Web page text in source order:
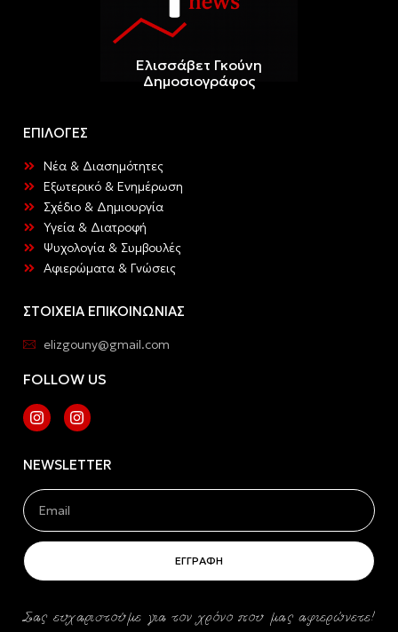
Ελισσάβετ Γκούνη
Δημοσιογράφος
ΕΠΙΛΟΓΕΣ
Νέα & Διασημότητες
Εξωτερικό & Ενημέρωση
Σχέδιο & Δημιουργία
Υγεία & Διατροφή
Ψυχολογία & Συμβουλές
Αφιερώματα & Γνώσεις
ΣΤΟΙΧΕΙΑ ΕΠΙΚΟΙΝΩΝΙΑΣ
elizgouny@gmail.com
FOLLOW US
NEWSLETTER
ΕΓΓΡΑΦΗ
Σας ευχαριστούμε για τον χρόνο που μας αφιερώνετε!